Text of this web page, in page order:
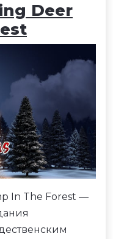
Deer
In The Forest —